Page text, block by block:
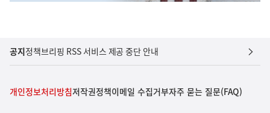
공지정책브리핑 RSS 서비스 제공 중단 안내
개인정보처리방침저작권정책이메일 수집거부자주 묻는 질문(FAQ)